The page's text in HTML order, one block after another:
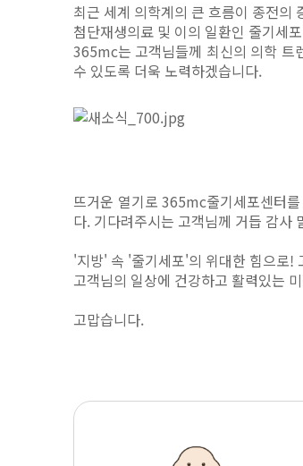
최근 세계 의학계의 큰 흐름이 종전의
첨단재생의료 및 이의 일환인 줄기세
365mc는 고객님들께 최신의 의학 트
수 있도록 더욱 노력하겠습니다.
뜨거운 열기로 365mc줄기세포센터
다. 기다려주시는 고객님께 거듭 감사
'지방' 속 '줄기세포'의 위대한 힘으로!
고객님의 일상에 건강하고 활력있는
고맙습니다.